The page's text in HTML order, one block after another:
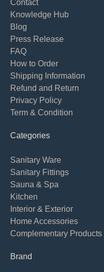
Contact
Knowledge Hub
Blog
Press Release
FAQ
How to Order
Shipping Information
Refund and Return
Privacy Policy
Term & Condition
Categories
Sanitary Ware
Sanitary Fittings
Sauna & Spa
Kitchen
Interior & Exterior
Home Accessories
Complementary Products
Brand